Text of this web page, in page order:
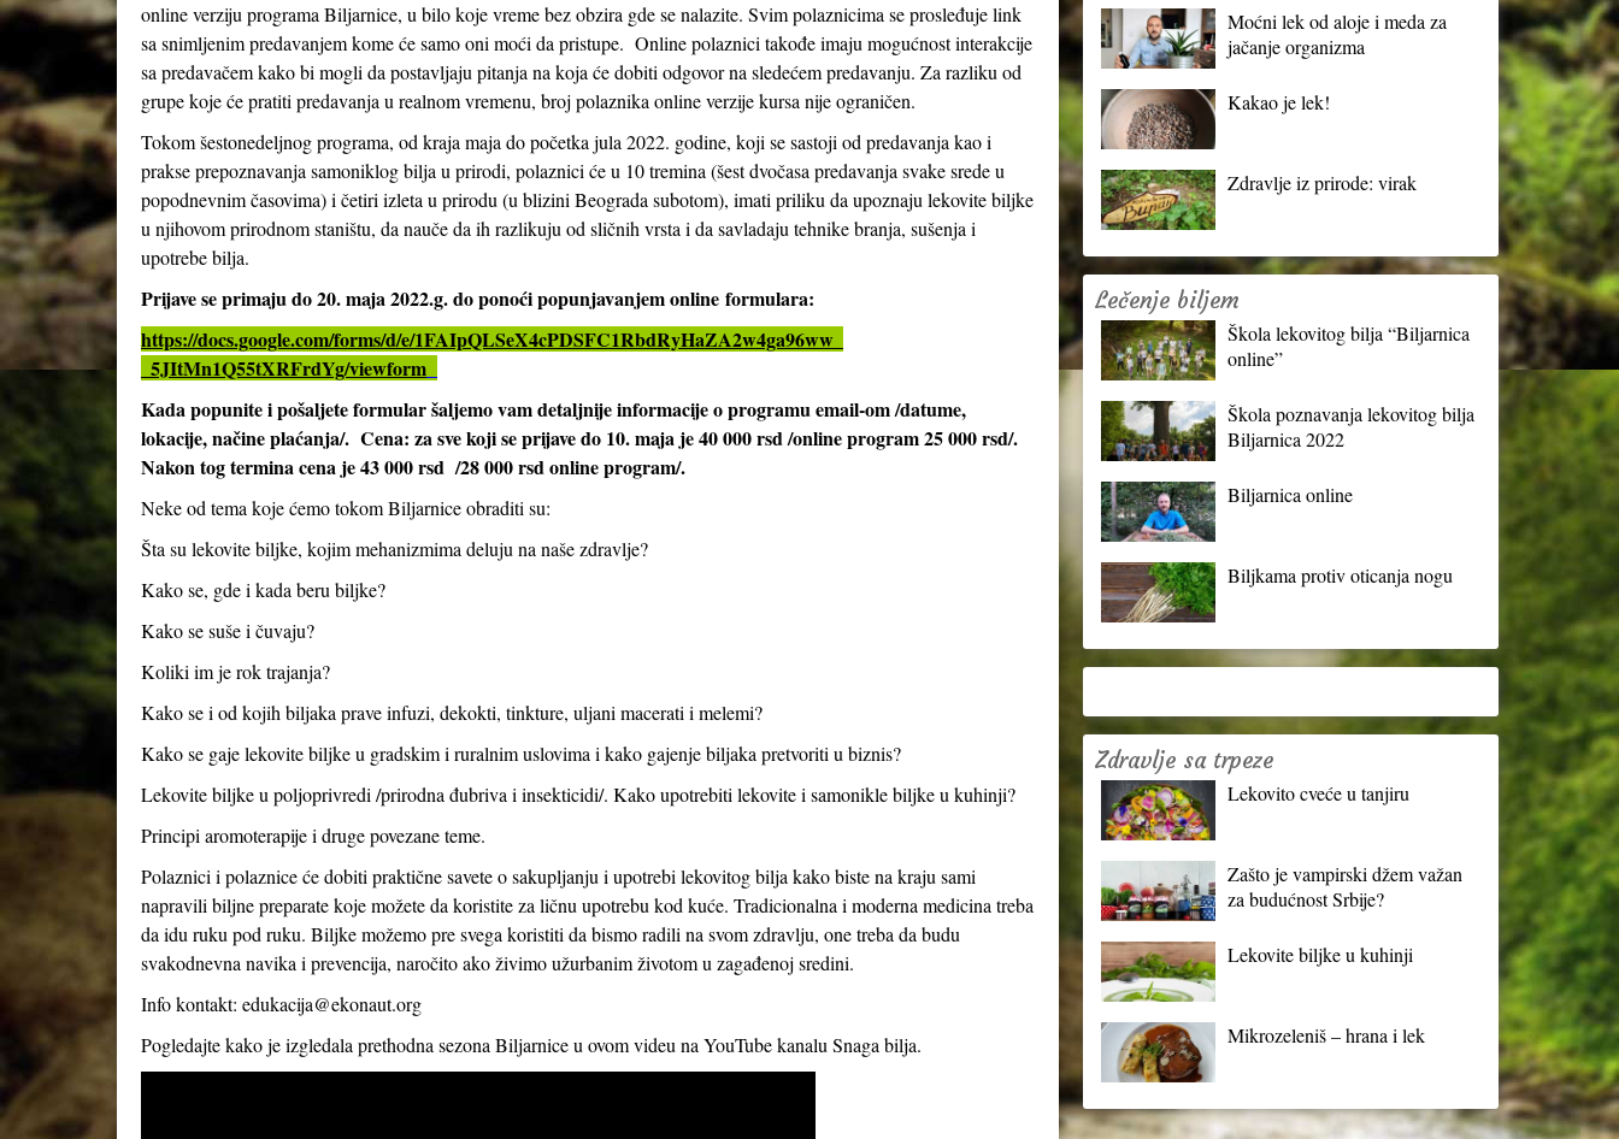
online verziju programa Biljarnice, u bilo koje vreme bez obzira gde se nalazite. Svim polaznicima se prosleđuje link
sa snimljenim predavanjem kome će samo oni moći da pristupe. Online polaznici takođe imaju mogućnost interakcije
sa predavačem kako bi mogli da postavljaju pitanja na koja će dobiti odgovor na sledećem predavanju. Za razliku od
grupe koje će pratiti predavanja u realnom vremenu, broj polaznika online verzije kursa nije ograničen.
Tokom šestonedeljnog programa, od kraja maja do početka jula 2022. godine, koji se sastoji od predavanja kao i
prakse prepoznavanja samoniklog bilja u prirodi, polaznici će u 10 tremina (šest dvočasa predavanja svake srede u
popodnevnim časovima) i četiri izleta u prirodu (u blizini Beograda subotom), imati priliku da upoznaju lekovite biljke
u njihovom prirodnom staništu, da nauče da ih razlikuju od sličnih vrsta i da savladaju tehnike branja, sušenja i
upotrebe bilja.
Prijave se primaju do 20. maja 2022.g. do ponoći popunjavanjem online formulara:
https://docs.google.com/forms/d/e/1FAIpQLSeX4cPDSFC1RbdRyHaZA2w4ga96ww_
_5JItMn1Q55tXRFrdYg/viewform
Kada popunite i pošaljete formular šaljemo vam detaljnije informacije o programu email-om /datume,
lokacije, načine plaćanja/. Cena: za sve koji se prijave do 10. maja je 40 000 rsd /online program 25 000 rsd/.
Nakon tog termina cena je 43 000 rsd /28 000 rsd online program/.
Neke od tema koje ćemo tokom Biljarnice obraditi su:
Šta su lekovite biljke, kojim mehanizmima deluju na naše zdravlje?
Kako se, gde i kada beru biljke?
Kako se suše i čuvaju?
Koliki im je rok trajanja?
Kako se i od kojih biljaka prave infuzi, dekokti, tinkture, uljani macerati i melemi?
Kako se gaje lekovite biljke u gradskim i ruralnim uslovima i kako gajenje biljaka pretvoriti u biznis?
Lekovite biljke u poljoprivredi /prirodna đubriva i insekticidi/. Kako upotrebiti lekovite i samonikle biljke u kuhinji?
Principi aromoterapije i druge povezane teme.
Polaznici i polaznice će dobiti praktične savete o sakupljanju i upotrebi lekovitog bilja kako biste na kraju sami
napravili biljne preparate koje možete da koristite za ličnu upotrebu kod kuće. Tradicionalna i moderna medicina treba
da idu ruku pod ruku. Biljke možemo pre svega koristiti da bismo radili na svom zdravlju, one treba da budu
svakodnevna navika i prevencija, naročito ako živimo užurbanim životom u zagađenoj sredini.
Info kontakt: edukacija@ekonaut.org
Pogledajte kako je izgledala prethodna sezona Biljarnice u ovom videu na YouTube kanalu Snaga bilja.
Moćni lek od aloje i meda za
jačanje organizma
Kakao je lek!
Zdravlje iz prirode: virak
Lečenje biljem
Škola lekovitog bilja “Biljarnica
online”
Škola poznavanja lekovitog bilja
Biljarnica 2022
Biljarnica online
Biljkama protiv oticanja nogu
Zdravlje sa trpeze
Lekovito cveće u tanjiru
Zašto je vampirski džem važan
za budućnost Srbije?
Lekovite biljke u kuhinji
Mikrozeleniš – hrana i lek